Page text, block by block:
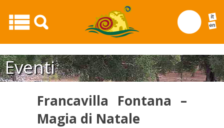
Francavilla Fontana – Magia di Natale20
Eventi
Francavilla Fontana –
Magia di Natale